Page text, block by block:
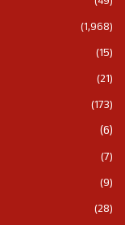
(1,968)
(15)
(21)
(173)
(6)
(7)
(9)
(28)